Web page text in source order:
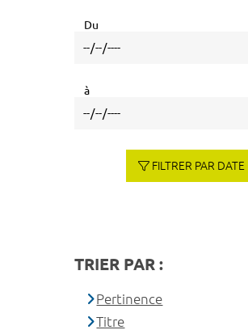
Du
à
FILTRER PAR DATE
TRIER PAR :
Pertinence
Titre